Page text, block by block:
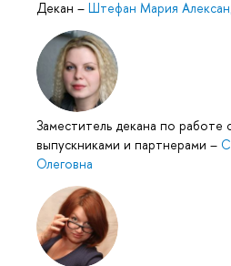
Декан – Штефан Мария
Заместитель декана по работе
выпускниками и партнерами –
Олеговна